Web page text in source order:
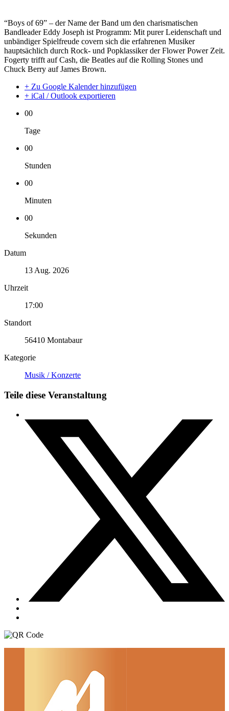
“Boys of 69” – der Name der Band um den charismatischen
Bandleader Eddy Joseph ist Programm: Mit purer Leidenschaft und
unbändiger Spielfreude covern sich die erfahrenen Musiker
hauptsächlich durch Rock- und Popklassiker der Flower Power Zeit.
Fogerty trifft auf Cash, die Beatles auf die Rolling Stones und
Chuck Berry auf James Brown.
+ Zu Google Kalender hinzufügen
+ iCal / Outlook exportieren
00
Tage
00
Stunden
00
Minuten
00
Sekunden
Datum
13 Aug. 2026
Uhrzeit
17:00
Standort
56410 Montabaur
Kategorie
Musik / Konzerte
Teile diese Veranstaltung